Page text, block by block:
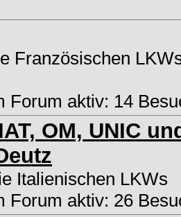
Französischen
Forum aktiv: 14
OM, UNIC
Italienischen LKWs
Forum aktiv: 26